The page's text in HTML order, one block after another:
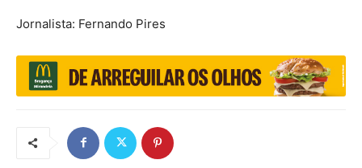
Jornalista: Fernando Pires